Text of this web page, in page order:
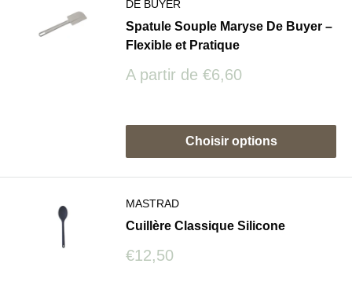
DE BUYER
Spatule Souple Maryse De Buyer –
Flexible et Pratique
Prix
A partir de €6,60
Choisir options
MASTRAD
Cuillère Classique Silicone
Prix
€12,50